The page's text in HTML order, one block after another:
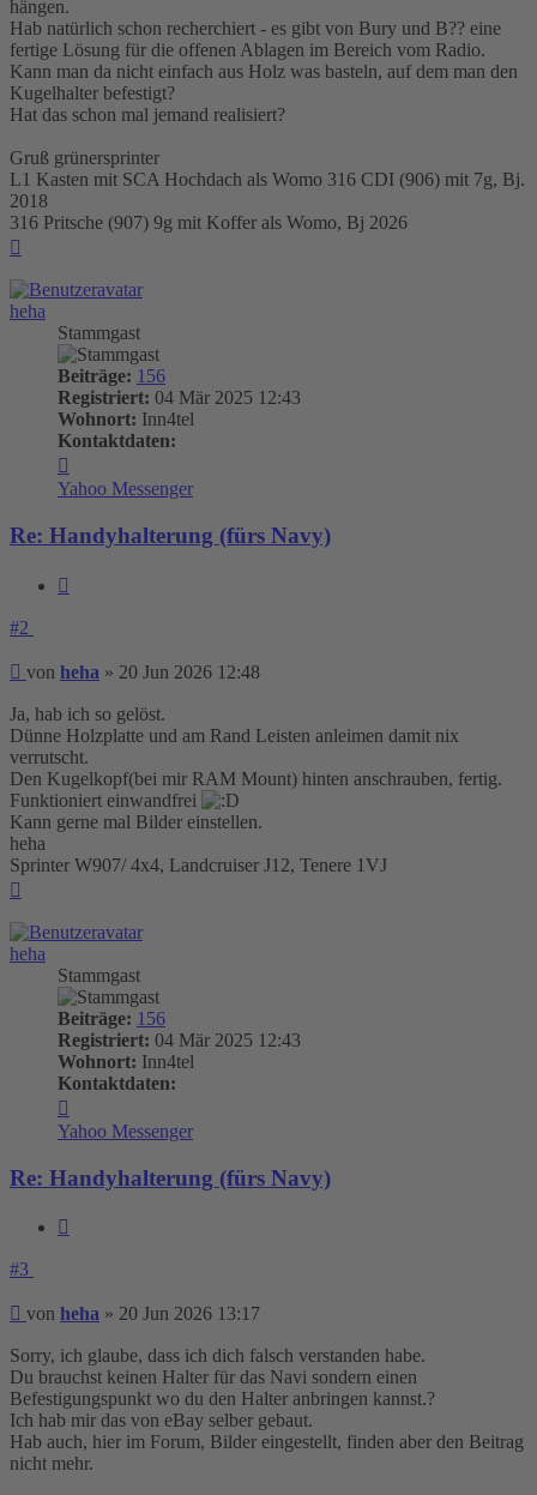
hängen.
Hab natürlich schon recherchiert - es gibt von Bury und B?? eine
fertige Lösung für die offenen Ablagen im Bereich vom Radio.
Kann man da nicht einfach aus Holz was basteln, auf dem man den
Kugelhalter befestigt?
Hat das schon mal jemand realisiert?
Gruß grünersprinter
L1 Kasten mit SCA Hochdach als Womo 316 CDI (906) mit 7g, Bj.
2018
316 Pritsche (907) 9g mit Koffer als Womo, Bj 2026
heha
Stammgast
Beiträge: 156
Registriert: 04 Mär 2025 12:43
Wohnort: Inn4tel
Kontaktdaten:
von
heha
Yahoo Messenger
Re: Handyhalterung (fürs Navy)
#2
Beitrag
von heha » 20 Jun 2026 12:48
Ja, hab ich so gelöst.
Dünne Holzplatte und am Rand Leisten anleimen damit nix
verrutscht.
Den Kugelkopf(bei mir RAM Mount) hinten anschrauben, fertig.
Funktioniert einwandfrei
Kann gerne mal Bilder einstellen.
heha
Sprinter W907/ 4x4, Landcruiser J12, Tenere 1VJ
heha
Stammgast
Beiträge: 156
Registriert: 04 Mär 2025 12:43
Wohnort: Inn4tel
Kontaktdaten:
von
heha
Yahoo Messenger
Re: Handyhalterung (fürs Navy)
#3
Beitrag
von heha » 20 Jun 2026 13:17
Sorry, ich glaube, dass ich dich falsch verstanden habe.
Du brauchst keinen Halter für das Navi sondern einen
Befestigungspunkt wo du den Halter anbringen kannst.?
Ich hab mir das von eBay selber gebaut.
Hab auch, hier im Forum, Bilder eingestellt, finden aber den Beitrag
nicht mehr.